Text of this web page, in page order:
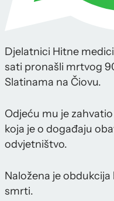
Djelatnici Hitne
sati pronašli mrtvog
Slatinama na Čiovu.
Odjeću mu je
koja je o događaju
odvjetništvo.
Naložena je
smrti.